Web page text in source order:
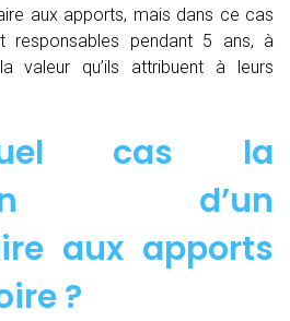
aux apports, mais dans ce cas
responsables pendant 5 ans, à
valeur qu’ils attribuent à leurs
cas la
d’un
aux apports
?